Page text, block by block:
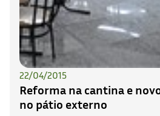
22/04/2015
Reforma na cantina e
no pátio externo